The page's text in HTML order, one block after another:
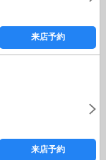
来店予約
来店予約